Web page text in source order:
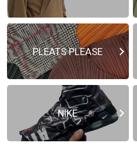
PLEATS PLEASE
NIKE